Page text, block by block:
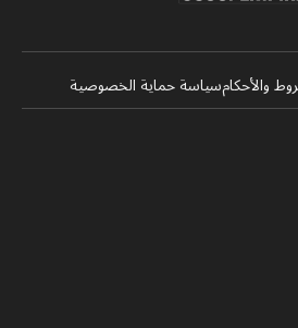
والأحكامسياسة حماية الخصوصية